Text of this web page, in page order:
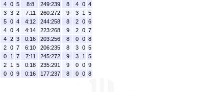
4 0 5 8:8 249:239 8 4 0 4
3 3 2 7:11 260:272 9 3 1
5
5 0 4 4:12 244:258 8 2 0 6
4 0 4 4:14 223:268 9 2 0 7
4 2 3 0:16 203:256 8 0 0 8
2 0 7 6:10 206:235 8 3 0 5
0 1 7 7:11 245:272 9 3 1
5
2 1 5 0:18 235:291 9 0 0 9
0 0 9 0:16 177:237 8 0 0 8